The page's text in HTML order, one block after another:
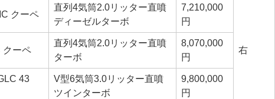
クーペ
直列4気筒2.0リッター直噴
ディーゼルターボ
7,210,000
円
右
クーペ
直列4気筒2.0リッター直噴
ターボ
8,070,000
円
43
V型6気筒3.0リッター直噴
ツインターボ
9,800,000
円